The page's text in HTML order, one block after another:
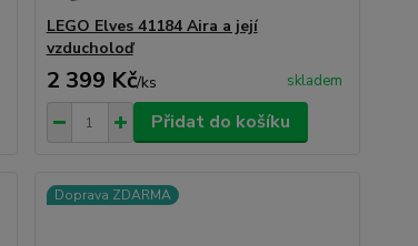
LEGO Elves 41184 Aira a její
vzducholoď
2 399 Kč/ks skladem
Přidat do košíku
Doprava ZDARMA